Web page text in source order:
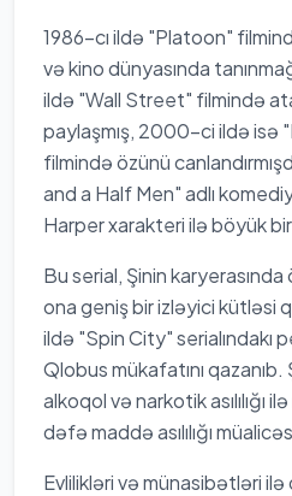
1986-cı ildə "Platoon"
və kino dünyasında
ildə "Wall Street" filmində
paylaşmış, 2000-ci ildə isə
filmində özünü
and a Half Men" adlı
Harper xarakteri ilə böyük bir
Bu serial, Şinin
ona geniş bir izləyici kütləsi
ildə "Spin City" serialındakı
Qlobus mükafatını
alkoqol və narkotik asılılığı
dəfə maddə asılılığı
Evlilikləri və münasibətləri